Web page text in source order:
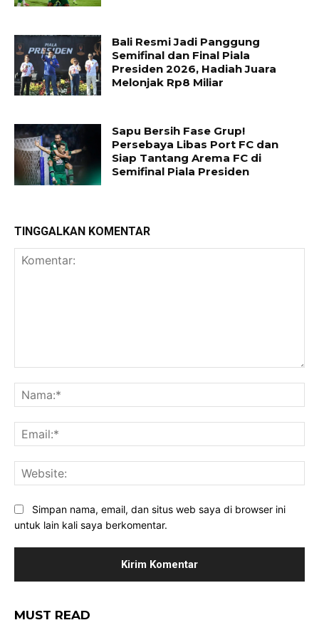
Bali Resmi Jadi Panggung
Semifinal dan Final Piala
Presiden 2026, Hadiah Juara
Melonjak Rp8 Miliar
Sapu Bersih Fase Grup!
Persebaya Libas Port FC dan
Siap Tantang Arema FC di
Semifinal Piala Presiden
TINGGALKAN KOMENTAR
Simpan nama, email, dan situs web saya di browser ini
untuk lain kali saya berkomentar.
MUST READ